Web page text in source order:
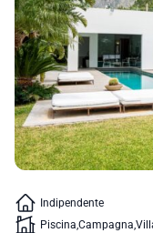
Indipendente
Piscina Campagna